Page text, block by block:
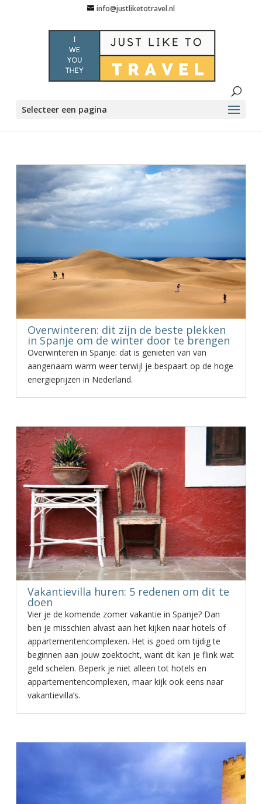
info@justliketotravel.nl
Selecteer een pagina
Overwinteren: dit zijn de beste plekken
in Spanje om de winter door te brengen
Overwinteren in Spanje: dat is genieten van van
aangenaam warm weer terwijl je bespaart op de hoge
energieprijzen in Nederland.
Vakantievilla huren: 5 redenen om dit te
doen
Vier je de komende zomer vakantie in Spanje? Dan
ben je misschien alvast aan het kijken naar hotels of
appartementencomplexen. Het is goed om tijdig te
beginnen aan jouw zoektocht, want dit kan je flink wat
geld schelen. Beperk je niet alleen tot hotels en
appartementencomplexen, maar kijk ook eens naar
vakantievilla’s.